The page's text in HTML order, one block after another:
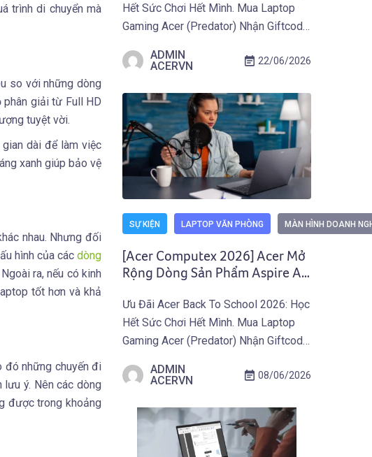
trình di chuyển mà
so với những dòng
phân giải từ Full HD
tuyệt vời.
dài để làm việc
xanh giúp bảo vệ
nhau. Nhưng đối
hình của các dòng
ra, nếu có kinh
tốt hơn và khả
đó những chuyến đi
ý. Nên các dòng
được trong khoảng
Hết Sức Chơi Hết Mình. Mua Laptop
Gaming Acer (Predator) Nhận Giftcode
30.09.2026. Khám Phá Ưu Đãi Ngay
những ngôn ngữ lập trình nào, và vì sao
các trang web hiện đại của năm 2026
[…]
ADMIN
ACERVN
22/06/2026
SỰ KIỆN LAPTOP VĂN PHÒNG MÀN HÌNH DOANH
[Acer Computex 2026] Acer Mở
Rộng Dòng Sản Phẩm Aspire AI
Tính All-In-One Mới
Ưu Đãi Acer Back To School 2026: Học
Hết Sức Chơi Hết Mình. Mua Laptop
Gaming Acer (Predator) Nhận Giftcode
30.09.2026. Khám Phá Ưu Đãi Ngay
Acer công bố mở rộng danh mục
Aspire AI Copilot+ PC với bốn sản
phẩm mới gồm […]
ADMIN
ACERVN
08/06/2026